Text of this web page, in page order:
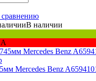
В наличии
Mercedes Benz